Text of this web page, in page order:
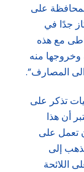
على
جدًا في
مع هذه
وخروجها منه
المصارف”.
تذكر على
أن هذا
تعمل على
إلى
اللائحة